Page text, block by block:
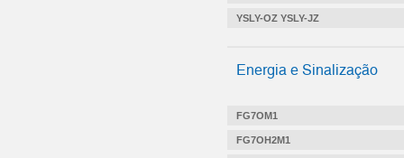
YSLY-OZ YSLY-JZ
Energia e Sinalização
FG7OM1
FG7OH2M1